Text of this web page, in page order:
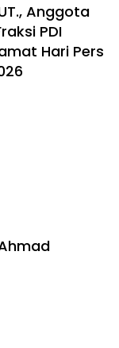
Anggota
PDI
Hari Pers